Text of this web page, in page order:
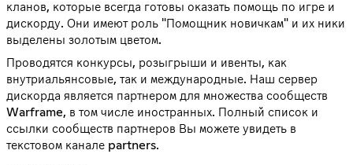
кланов, которые всегда готовы оказать помощь по игре и
дискорду. Они имеют роль "Помощник новичкам" и их ники
выделены золотым цветом.
Проводятся конкурсы, розыгрыши и ивенты, как
внутриальянсовые, так и международные. Наш сервер
дискорда является партнером для множества сообществ
Warframe, в том числе иностранных. Полный список и
ссылки сообществ партнеров Вы можете увидеть в
текстовом канале partners.